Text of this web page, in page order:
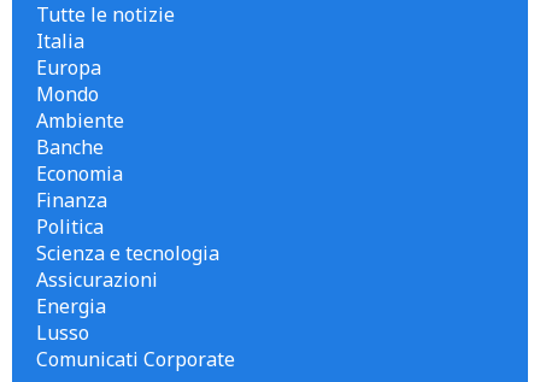
Tutte le notizie
Italia
Europa
Mondo
Ambiente
Banche
Economia
Finanza
Politica
Scienza e tecnologia
Assicurazioni
Energia
Lusso
Comunicati Corporate